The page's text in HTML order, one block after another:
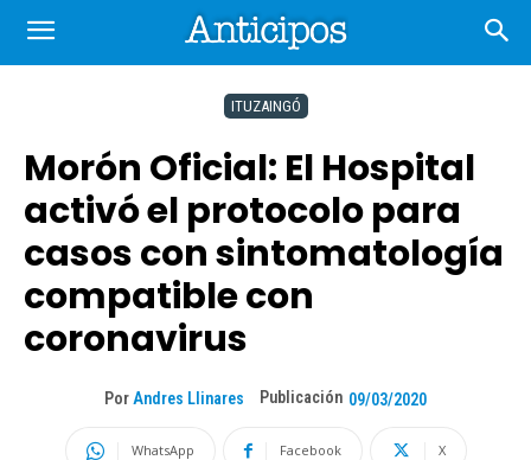
ITUZAINGÓ
Morón Oficial: El Hospital
activó el protocolo para
casos con sintomatología
compatible con
coronavirus
Por Andres Llinares Publicación 09/03/2020
WhatsApp Facebook X